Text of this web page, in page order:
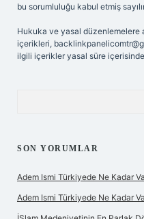
bu sorumluluğu kabul etmiş
Hukuka ve yasal düzenlemelere
içerikleri,
ilgili içerikler yasal süre
SON YORUMLAR
Adem Ismi Türkiyede Ne Kadar
Adem Ismi Türkiyede Ne Kadar